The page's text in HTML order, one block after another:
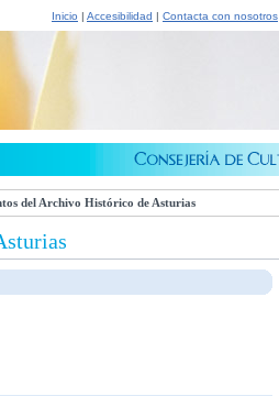
Inicio | Accesibilidad | Contacta con nosotros
del Archivo Histórico de Asturias